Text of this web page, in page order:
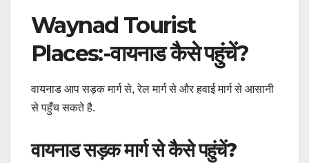
Waynad Tourist
Places:-वायनाड कैसे पहुंचें?
वायनाड आप सड़क मार्ग से, रेल मार्ग से और हवाई मार्ग से आसानी
से पहुँच सकते है.
वायनाड सड़क मार्ग से कैसे पहुंचें?